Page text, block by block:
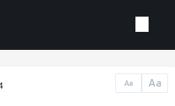
Aa Aa